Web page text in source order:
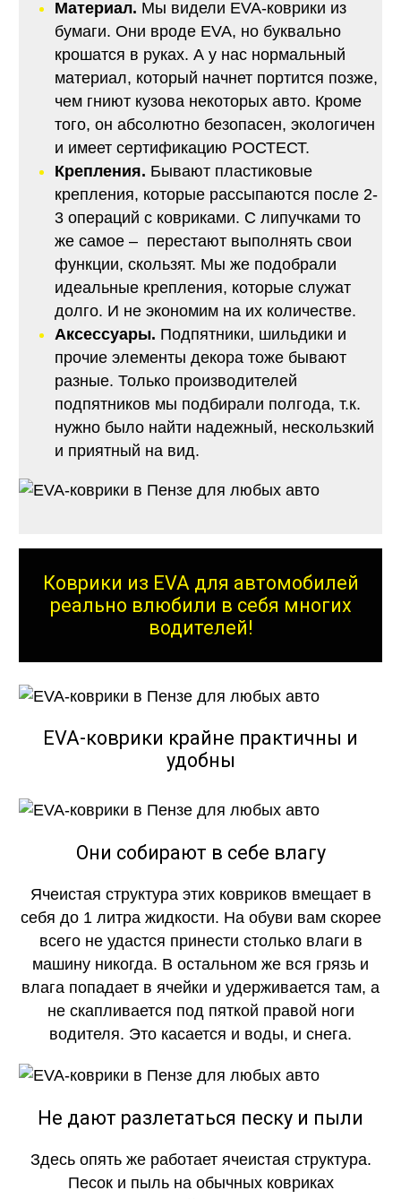
Материал. Мы видели EVA-коврики из
бумаги. Они вроде EVA, но буквально
крошатся в руках. А у нас нормальный
материал, который начнет портится позже,
чем гниют кузова некоторых авто. Кроме
того, он абсолютно безопасен, экологичен
и имеет сертификацию РОСТЕСТ.
Крепления. Бывают пластиковые
крепления, которые рассыпаются после 2-
3 операций с ковриками. С липучками то
же самое – перестают выполнять свои
функции, скользят. Мы же подобрали
идеальные крепления, которые служат
долго. И не экономим на их количестве.
Аксессуары. Подпятники, шильдики и
прочие элементы декора тоже бывают
разные. Только производителей
подпятников мы подбирали полгода, т.к.
нужно было найти надежный, нескользкий
и приятный на вид.
Коврики из EVA для автомобилей
реально влюбили в себя многих
водителей!
EVA-коврики крайне практичны и
удобны
Они собирают в себе влагу
Ячеистая структура этих ковриков вмещает в
себя до 1 литра жидкости. На обуви вам скорее
всего не удастся принести столько влаги в
машину никогда. В остальном же вся грязь и
влага попадает в ячейки и удерживается там, а
не скапливается под пяткой правой ноги
водителя. Это касается и воды, и снега.
Не дают разлетаться песку и пыли
Здесь опять же работает ячеистая структура.
Песок и пыль на обычных ковриках